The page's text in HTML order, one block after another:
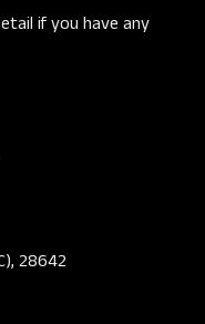
if you have any
28642